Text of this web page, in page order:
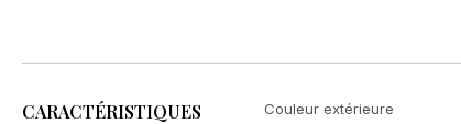
CARACTÉRISTIQUES Couleur extérieure